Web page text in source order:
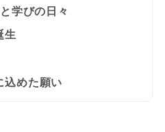
学びの日々
生
めた願い